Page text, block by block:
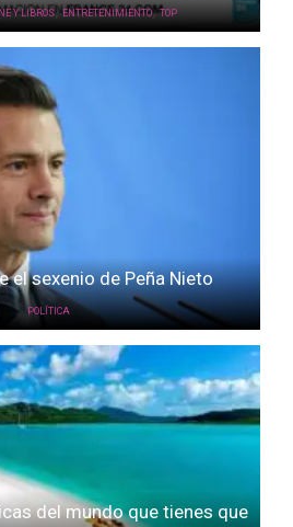
Y LIBROS,ENTRETENIMIENTO,TOP
el sexenio de Peña Nieto
POLÍTICA
del mundo que tienes que